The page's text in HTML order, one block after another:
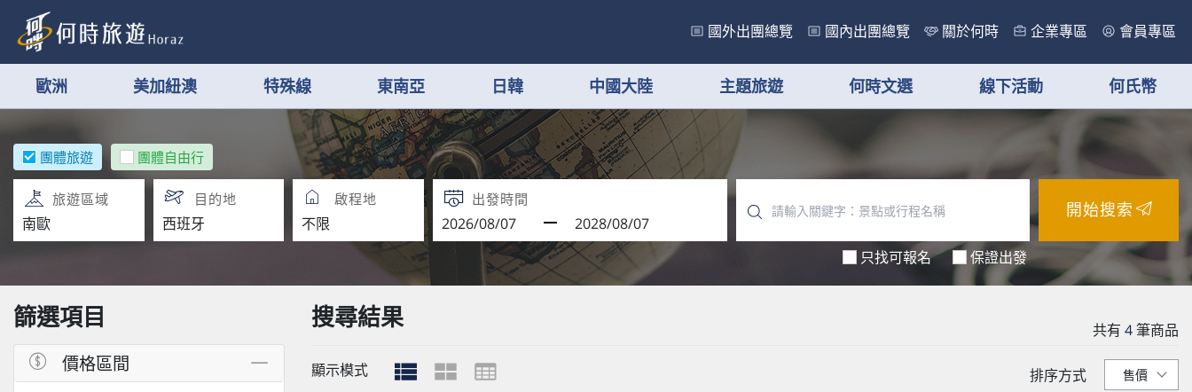
國外出團總覽 國內出團總覽 關於何時 企業專區 會員專區
歐洲 美加紐澳 特殊線 東南亞 日韓 中國大陸 主題旅遊 何時文選 線下活動 何氏幣
團體旅遊 團體自由行
旅遊區域 目的地 啟程地 出發時間
只找可報名 保證出發
開始搜索
篩選項目
價格區間
搜尋結果 共有 4筆商品
顯示模式 排序方式